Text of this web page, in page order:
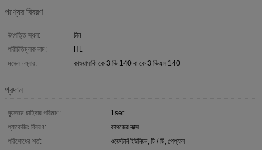
পণ্যের বিবরণ
উৎপত্তি স্থল:
চীন
পরিচিতিমুলক নাম:
HL
মডেল নম্বার:
কাওয়াসাকি কে 3 ভি 140 বা কে 3 ভিএল 140
প্রদান
ন্যূনতম চাহিদার পরিমাণ:
1set
প্যাকেজিং বিবরণ:
কাগজের বাক্স
পরিশোধের শর্ত:
ওয়েস্টার্ন ইউনিয়ন, টি / টি, পেপ্যাল